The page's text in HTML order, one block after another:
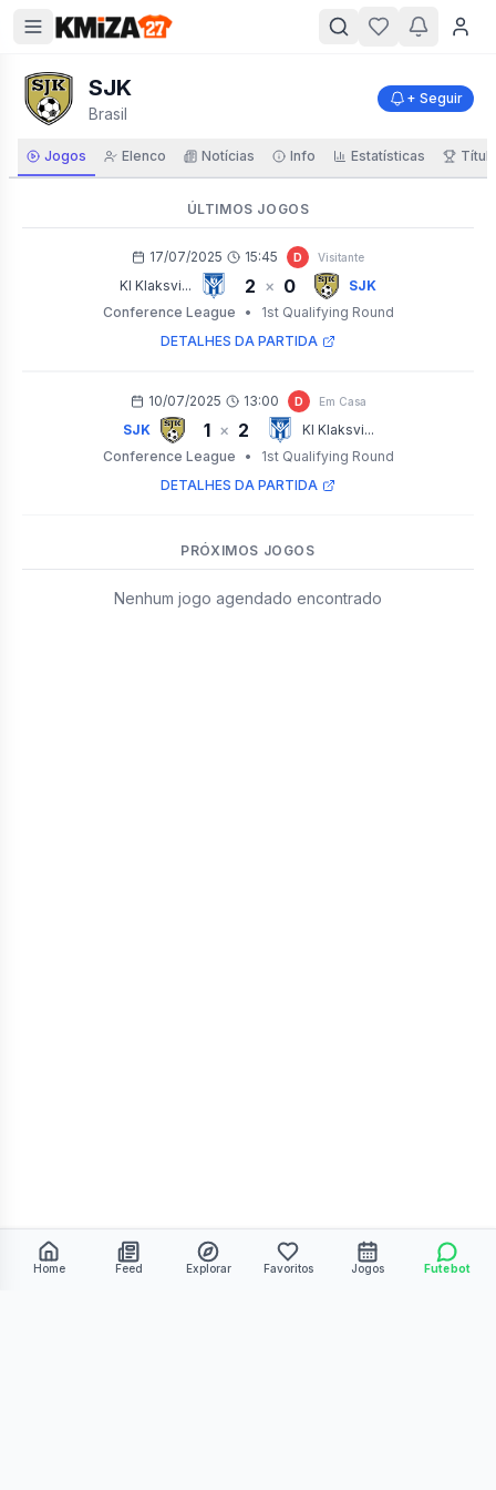
SJK
Brasil
+ Seguir
Jogos Elenco Notícias Info Estatísticas
ÚLTIMOS JOGOS
17/07/2025 15:45 D Visitante
KI Klaksvi... 2 × 0
SJK
Conference League
•
1st Qualifying Round
DETALHES DA PARTIDA
10/07/2025 13:00 D Em Casa
SJK 1 × 2
KI Klaksvi...
Conference League
•
1st Qualifying Round
DETALHES DA PARTIDA
PRÓXIMOS JOGOS
Nenhum jogo agendado encontrado
Home Feed Explorar Favoritos Jogos Futebot